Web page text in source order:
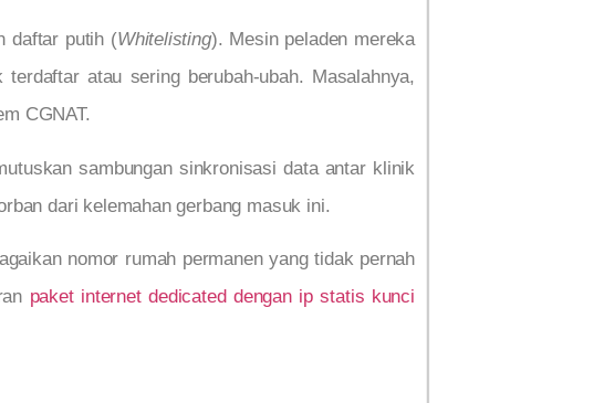
daftar putih (Whitelisting). Mesin peladen mereka
atau sering berubah-ubah. Masalahnya,
CGNAT.
sambungan sinkronisasi data antar klinik
dari kelemahan gerbang masuk ini.
nomor rumah permanen yang tidak pernah
paket internet dedicated dengan ip statis kunci